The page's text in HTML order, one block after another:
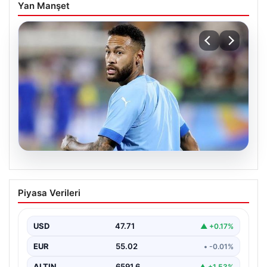
Yan Manşet
05.08.2026
Neymar’ın maç sonrası gerginlik
yaşadığı anlar!
Piyasa Verileri
USD 47.71 ▲ +0.17%
EUR 55.02 • -0.01%